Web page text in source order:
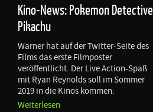
Kino-News: Pokemon Detective
Pikachu
Warner hat auf der Twitter-Seite des
Films das erste Filmposter
veröffentlicht. Der Live Action-Spaß
mit Ryan Reynolds soll im Sommer
2019 in die Kinos kommen.
Weiterlesen